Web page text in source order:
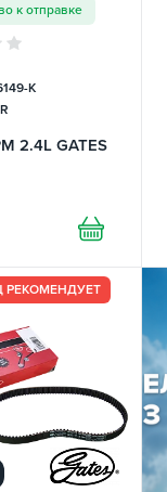
к отправке
K
2.4L GATES
РЕКОМЕНДУЕТ